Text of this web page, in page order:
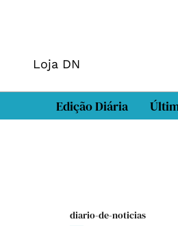
Loja DN
Edição Diária
diario-de-noticias